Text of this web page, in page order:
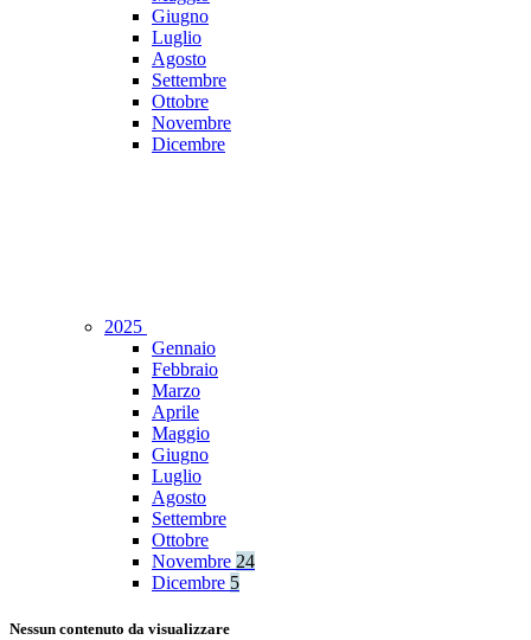
Giugno
Luglio
Agosto
Settembre
Ottobre
Novembre
Dicembre
2025
Gennaio
Febbraio
Marzo
Aprile
Maggio
Giugno
Luglio
Agosto
Settembre
Ottobre
Novembre 24
Dicembre 5
Nessun contenuto da visualizzare